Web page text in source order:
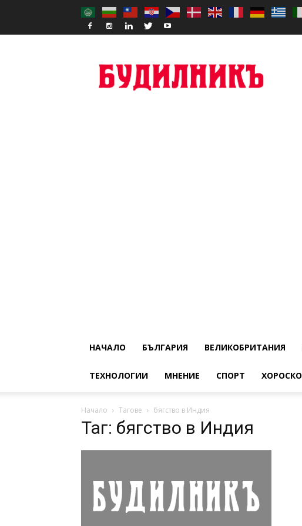
НАЧАЛО БЪЛГАРИЯ ВЕЛИКОБРИТАНИЯ
ТЕХНОЛОГИИ МНЕНИЕ СПОРТ
Начало Тагове бягство в Индия
Таг: бягство в Индия